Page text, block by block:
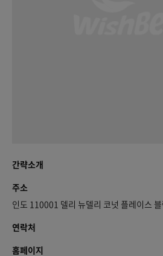
간략소개
주소
인도 110001 델리 뉴델리 코넛 플레이스
연락처
홈페이지